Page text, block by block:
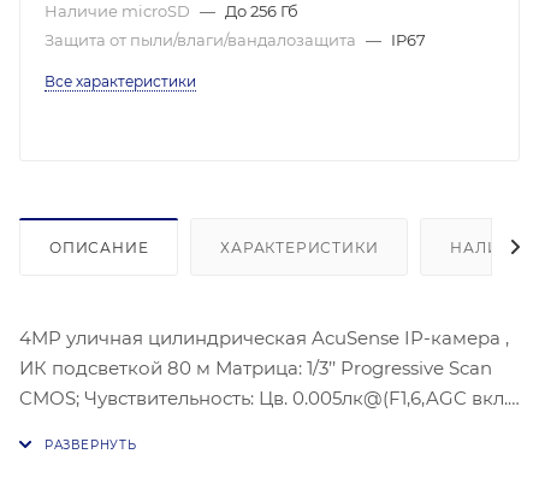
Наличие microSD — До 256 Гб
Защита от пыли/влаги/вандалозащита — IP67
Все характеристики
ОПИСАНИЕ ХАРАКТЕРИСТИКИ НАЛИЧИЕ
4MP уличная цилиндрическая AcuSense IP-камера ,
ИК подсветкой 80 м Матрица: 1/3’’ Progressive Scan
CMOS; Чувствительность: Цв. 0.005лк@(F1,6,AGC вкл.),